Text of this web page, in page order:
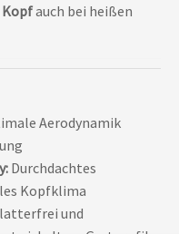
Kopfauch bei heißen
Aerodynamik
Durchdachtes
Kopfklima
und